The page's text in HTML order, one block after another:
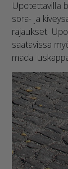
Upotettavilla
sora- ja
rajaukset.
saatavissa